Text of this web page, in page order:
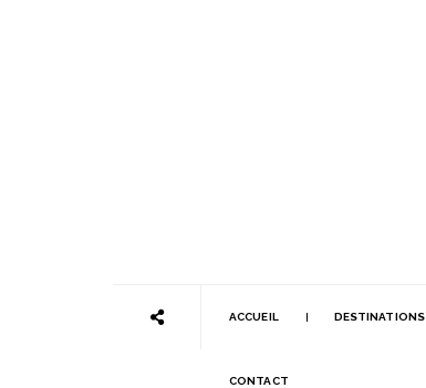
ACCUEIL DESTINATIONS
CONTACT